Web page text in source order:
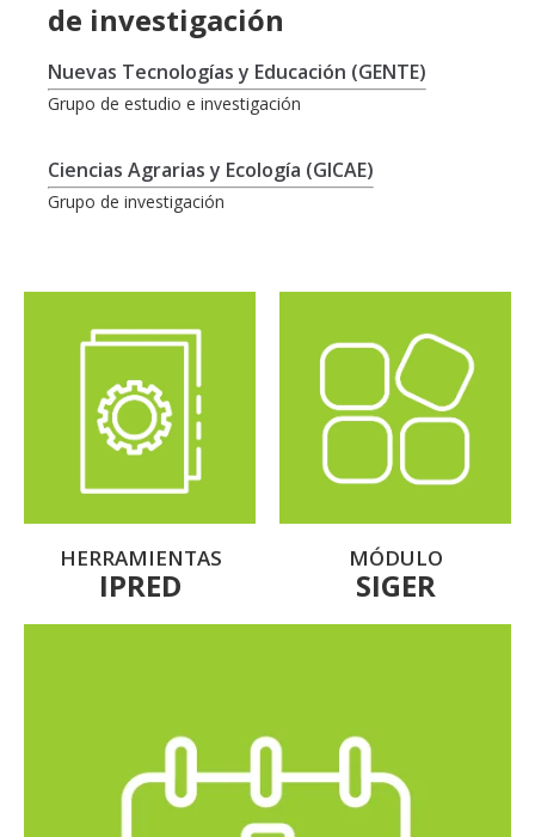
de investigación
Nuevas Tecnologías y Educación (GENTE)
Grupo de estudio e investigación
Ciencias Agrarias y Ecología (GICAE)
Grupo de investigación
HERRAMIENTAS
IPRED
MÓDULO
SIGER